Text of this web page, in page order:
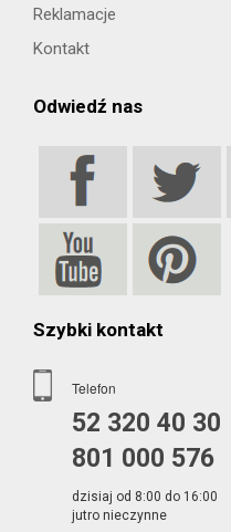
Reklamacje
Kontakt
Odwiedź nas
Szybki kontakt
Telefon
52 320 40 30
801 000 576
dzisiaj od 8:00 do 16:00
jutro nieczynne